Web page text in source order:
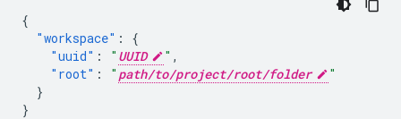
{
"workspace" :
{
"uuid" : " UUID " ,
"root" : " path/to/project/root/folder
"
}
}